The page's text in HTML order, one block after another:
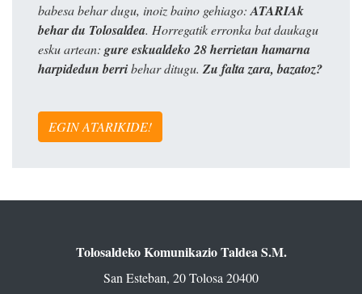
babesa behar dugu, inoiz baino gehiago: ATARIAk
behar du Tolosaldea. Horregatik erronka bat daukagu
esku artean: gure eskualdeko 28 herrietan hamarna
harpidedun berribehar ditugu. Zu falta zara, bazatoz?
EGIN ATARIKIDE!
Tolosaldeko Komunikazio Taldea S.M.
San Esteban, 20 Tolosa 20400